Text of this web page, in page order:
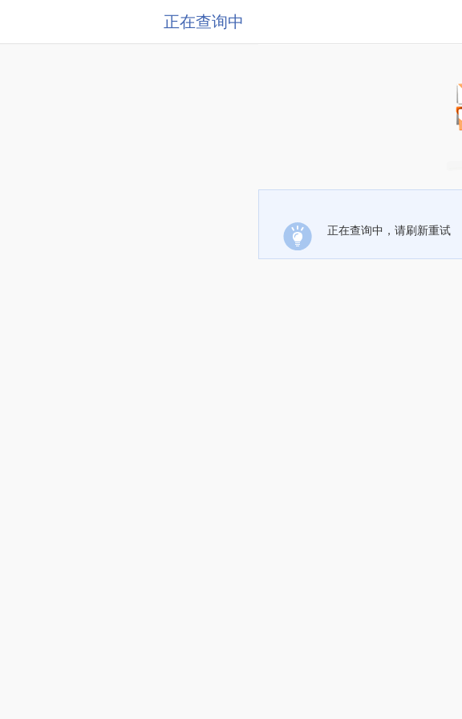
正在查询中
正在查询中，请刷新重试